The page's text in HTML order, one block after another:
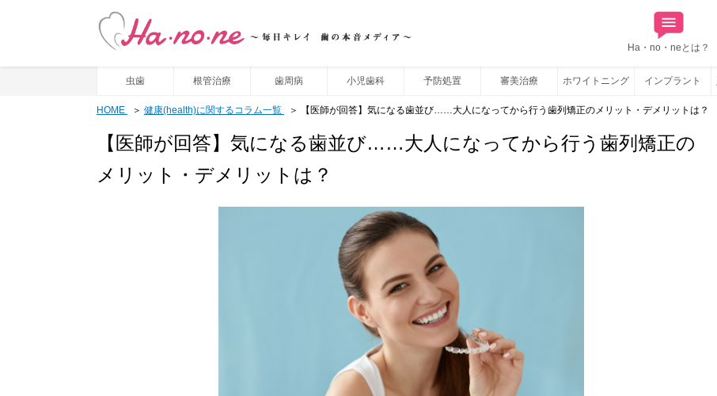
Ha・no・neとは？
虫歯 根管治療 歯周病 小児歯科 予防処置 審美治療 ホワイトニング インプラント
HOME 健康(health)に関するコラム一覧 【医師が回答】気になる歯並び……大人になってから行う歯列矯正のメリット・デメリットは？
【医師が回答】気になる歯並び……大人になってから行う歯列矯正の
メリット・デメリットは？